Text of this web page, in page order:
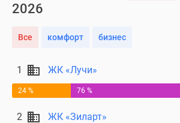
2026
Все комфорт бизнес
1 ЖК «Лучи»
24 % 76 %
2 ЖК «Зиларт»